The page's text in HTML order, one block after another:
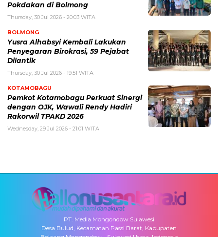
Pokdakan di Bolmong
Thursday, 30 Jul 2026 - 20:03 WITA
BOLMONG
Yusra Alhabsyi Kembali Lakukan
Penyegaran Birokrasi, 59 Pejabat
Dilantik
Thursday, 30 Jul 2026 - 19:51 WITA
KOTAMOBAGU
Pemkot Kotamobagu Perkuat Sinergi
dengan OJK, Wawali Rendy Hadiri
Rakorwil TPAKD 2026
Wednesday, 29 Jul 2026 - 21:01 WITA
PT. Media Mongondow Sulawesi
Desa Bulud, Kecamatan Passi Barat, Kabupaten